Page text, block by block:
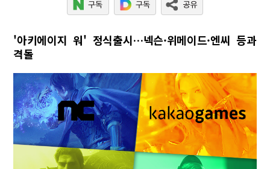
'아키에이지 워' 정식출시…넥슨·위메이드·엔씨 등과
격돌